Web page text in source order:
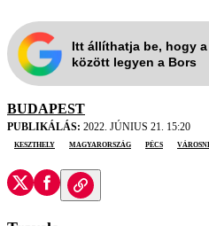
Itt állíthatja be, hogy
között legyen a Bors
BUDAPEST
PUBLIKÁLÁS: 2022. JÚNIUS 21. 15:20
Keszthely
Magyarország Pécs